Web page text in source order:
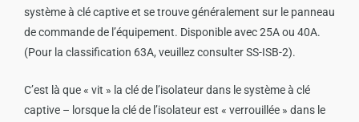
système à clé captive et se trouve généralement sur le panneau
de commande de l’équipement. Disponible avec 25A ou 40A.
(Pour la classification 63A, veuillez consulter SS-ISB-2).
C’est là que « vit » la clé de l’isolateur dans le système à clé
captive – lorsque la clé de l’isolateur est « verrouillée » dans le